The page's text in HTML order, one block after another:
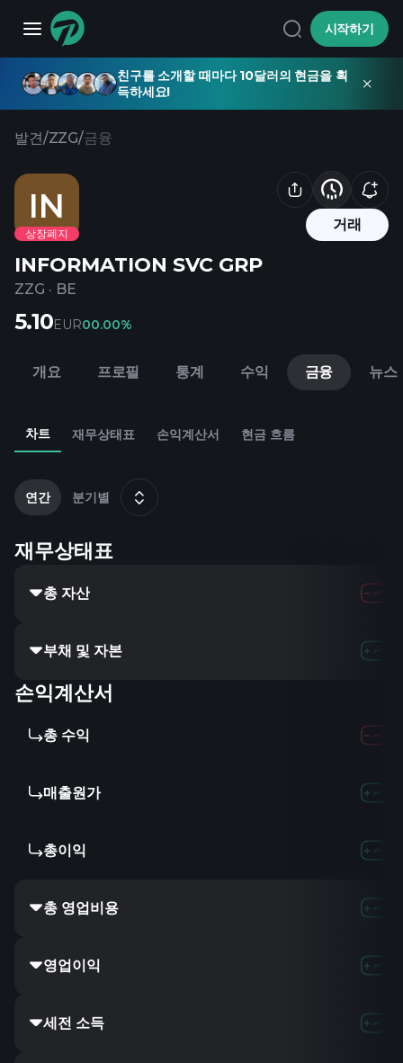
시작하기
친구를 소개할 때마다 10달러의 현금을 획
득하세요!
발견/ZZG/금융
IN
상장폐지
거래
INFORMATION SVC GRP
ZZG · BE
5.10EUR00.00%
개요 프로필 통계 수익 금융 뉴스
차트 재무상태표 손익계산서 현금 흐름
연간 분기별
재무상태표
총 자산
부채 및 자본
손익계산서
총 수익
매출원가
총이익
총 영업비용
영업이익
세전 소득